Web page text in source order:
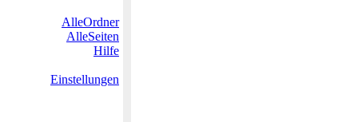
AlleOrdner
AlleSeiten
Hilfe
Einstellungen